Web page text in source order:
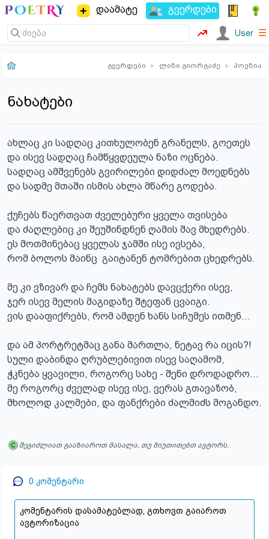
დაამატე გვერდები
User ☰
გვერდები ▸ ლიზი გიორგაძე ▸ პოეზია
ნახატები
ახლაც კი სადღაც კითხულობენ გრანელს, გოეთეს
და ისევ სადღაც ჩამწყვდეულა ნაზი ოცნება.
სადღაც ამშვენებს გვირილები დიდძალ მოედნებს
და სადმე მთაში ისმის ახლა მწარე გოდება.
ქუჩებს წაერთვათ ძველებური ყველა თვისება
და ძაღლებიც კი შეუშინდნენ ღამის შავ მხედრებს.
ეს მოთმინებაც ყველას ჯამში ისე ივსება,
რომ ბოლოს მაინც  გაიტანენ ტომრებით ცხედრებს.
მე კი ვზივარ და ჩემს ნახატებს დავცქერი ისევ,
ჯერ ისევ მელის მაგიდაზე შტეფან ცვაიგი.
ვის დააფიქრებს, რომ ამდენ ხანს სიჩუმეს ითმენ…
და ამ პორტრეტმაც განა მართლა, ნეტავ რა იცის?!
სული დაბინდა ღრუბლებივით ისევ საღამომ,
ჭკნება ყვავილი, როგორც სახე - შენი დროდადრო…
მე როგორც ძველად ისევ ისე, ვერას გთავაზობ,
მხოლოდ კალმები, და ფანქრები ძალმიძს მოგანდო.
შეგიძლიათ გააზიაროთ მასალა, თუ მიუთითებთ ავტორს.
0 კომენტარი